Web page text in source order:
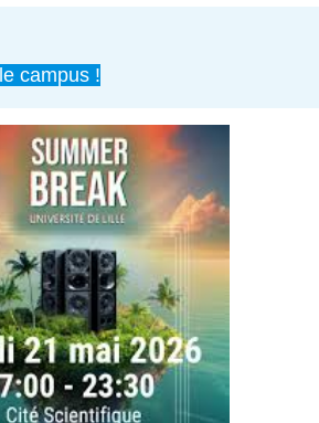
campus !